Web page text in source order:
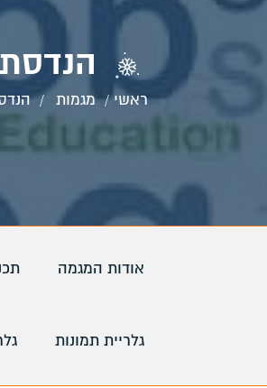
הנדסת
ראשי מגמות
אודות המגמה
גלריית תמונות